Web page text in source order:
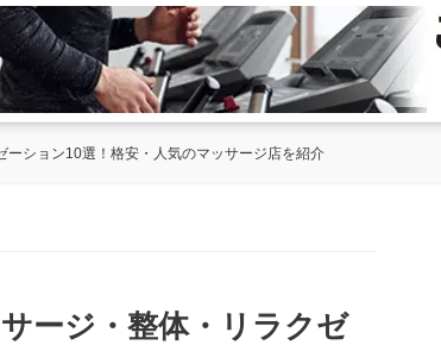
ーション10選！格安・人気のマッサージ店を紹介
ージ・整体・リラクゼ